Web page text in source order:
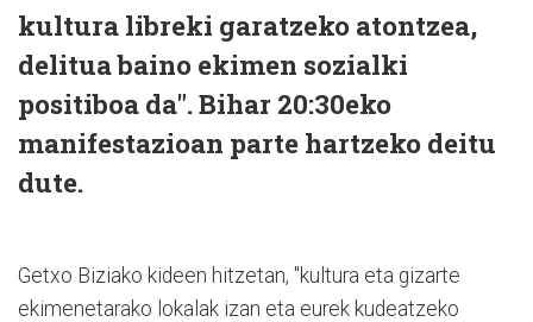
kultura libreki garatzeko atontzea,
delitua baino ekimen sozialki
positiboa da". Bihar 20:30eko
manifestazioan parte hartzeko deitu
dute.
Getxo Biziako kideen hitzetan, "kultura eta gizarte
ekimenetarako lokalak izan eta eurek kudeatzeko